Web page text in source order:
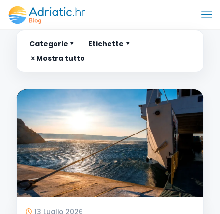
Categorie
Etichette
Mostra tutto
13 Luglio 2026